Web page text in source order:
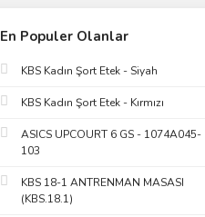
En Populer Olanlar
KBS Kadın Şort Etek - Siyah
KBS Kadın Şort Etek - Kırmızı
ASICS UPCOURT 6 GS - 1074A045-
103
KBS 18-1 ANTRENMAN MASASI
(KBS.18.1)